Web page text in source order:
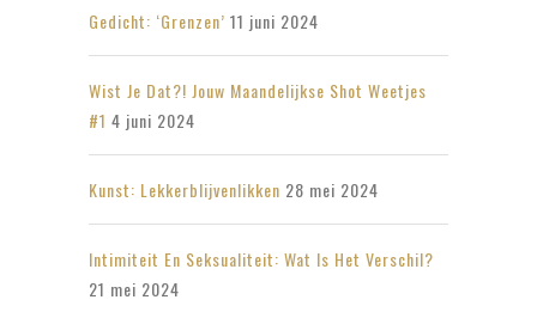
Gedicht: ‘Grenzen’ 11 juni 2024
Wist Je Dat?! Jouw Maandelijkse Shot Weetjes
#1 4 juni 2024
Kunst: Lekkerblijvenlikken 28 mei 2024
Intimiteit En Seksualiteit: Wat Is Het Verschil?
21 mei 2024